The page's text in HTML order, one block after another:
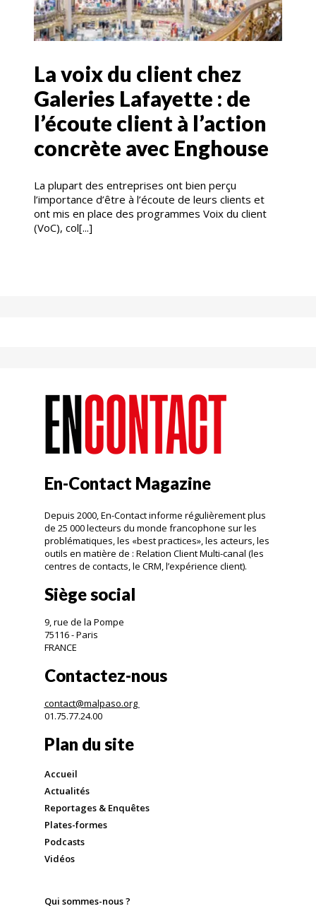
La voix du client chez
Galeries Lafayette : de
l’écoute client à l’action
concrète avec Enghouse
La plupart des entreprises ont bien perçu
l’importance d’être à l’écoute de leurs clients et
ont mis en place des programmes Voix du client
(VoC), col[...]
En-Contact Magazine
Depuis 2000, En-Contact informe régulièrement plus
de 25 000 lecteurs du monde francophone sur les
problématiques, les «best practices», les acteurs, les
outils en matière de : Relation Client Multi-canal (les
centres de contacts, le CRM, l’expérience client).
Siège social
9, rue de la Pompe
75116 - Paris
FRANCE
Contactez-nous
contact@malpaso.org
01.75.77.24.00
Plan du site
Accueil
Actualités
Reportages & Enquêtes
Plates-formes
Podcasts
Vidéos
Qui sommes-nous ?